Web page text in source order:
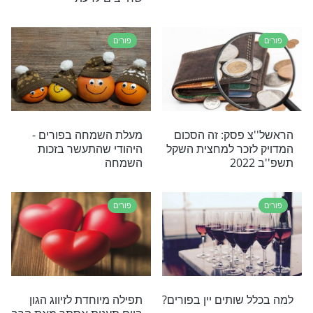
מנות יוקרתי
חג פורים בלי כאבי בטן? זה
אפשרי!